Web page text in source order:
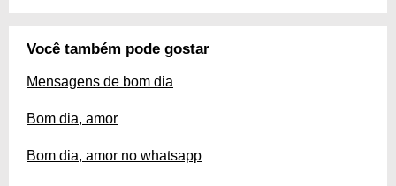
Você também pode gostar
Mensagens de bom dia
Bom dia, amor
Bom dia, amor no whatsapp